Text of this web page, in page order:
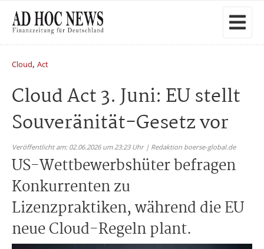
Cloud, Act
Cloud Act 3. Juni: EU stellt
Souveränität-Gesetz vor
Veröffentlicht am: 02.06.2026 um 23:23 Uhr | Redaktion boerse-global.de
US-Wettbewerbshüter befragen
Konkurrenten zu
Lizenzpraktiken, während die EU
neue Cloud-Regeln plant.